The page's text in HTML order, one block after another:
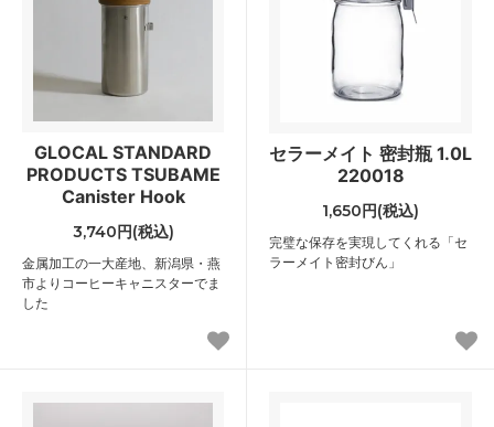
GLOCAL STANDARD
PRODUCTS TSUBAME
Canister Hook
3,740円(税込)
金属加工の一大産地、新潟県・燕
市よりコーヒーキャニスターでま
した
セラーメイト 密封瓶 1.0L
220018
1,650円(税込)
完璧な保存を実現してくれる「セ
ラーメイト密封びん」